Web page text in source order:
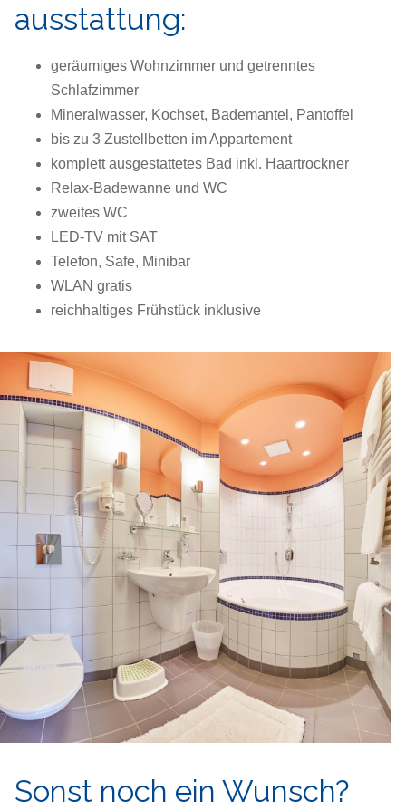
ausstattung:
geräumiges Wohnzimmer und getrenntes
Schlafzimmer
Mineralwasser, Kochset, Bademantel, Pantoffel
bis zu 3 Zustellbetten im Appartement
komplett ausgestattetes Bad inkl. Haartrockner
Relax-Badewanne und WC
zweites WC
LED-TV mit SAT
Telefon, Safe, Minibar
WLAN gratis
reichhaltiges Frühstück inklusive
Sonst noch ein Wunsch?